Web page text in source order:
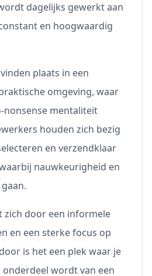
dagelijks gewerkt aan
en hoogwaardig
plaats in een
omgeving, waar
nonsense mentaliteit
houden zich bezig
en verzendklaar
nauwkeurigheid en
door een informele
en een sterke focus op
is het een plek waar je
wordt van een